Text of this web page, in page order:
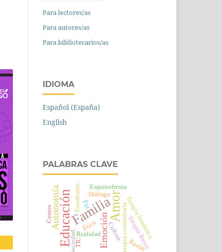
Para lectores/as
Para autores/as
Para bibliotecarios/as
IDIOMA
Español (España)
English
PALABRAS CLAVE
Amor
Familia
Educación
Autonomía
Emoción Terapia comunitariaTerapia Breve
Terapia Sistémica
Realidad
Diálogo
Paz
Estudiante.
Cultura
Costos
Sociedad.
Esquizofrenia
TIC Razón
Ética